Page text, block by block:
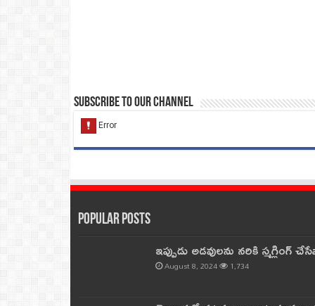
Subscribe to our Channel
Popular Posts
ఇప్పుడు అడవులను నరికి
August 8, 2024 1,734